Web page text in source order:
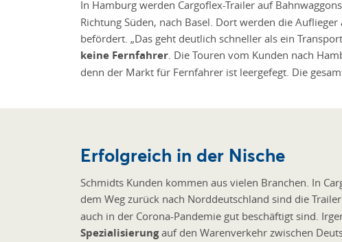
In Hamburg werden Cargoflex-Trailer auf
Richtung Süden, nach Basel. Dort werden die
befördert. „Das geht deutlich schneller als ein
keine Fernfahrer. Die Touren vom Kunden nach
denn der Markt für Fernfahrer ist leergefegt. Die
Erfolgreich in der Nische
Schmidts Kunden kommen aus vielen Branchen. In
dem Weg zurück nach Norddeutschland sind die
auch in der Corona-Pandemie gut beschäftigt sind.
Spezialisierungauf den Warenverkehr zwischen